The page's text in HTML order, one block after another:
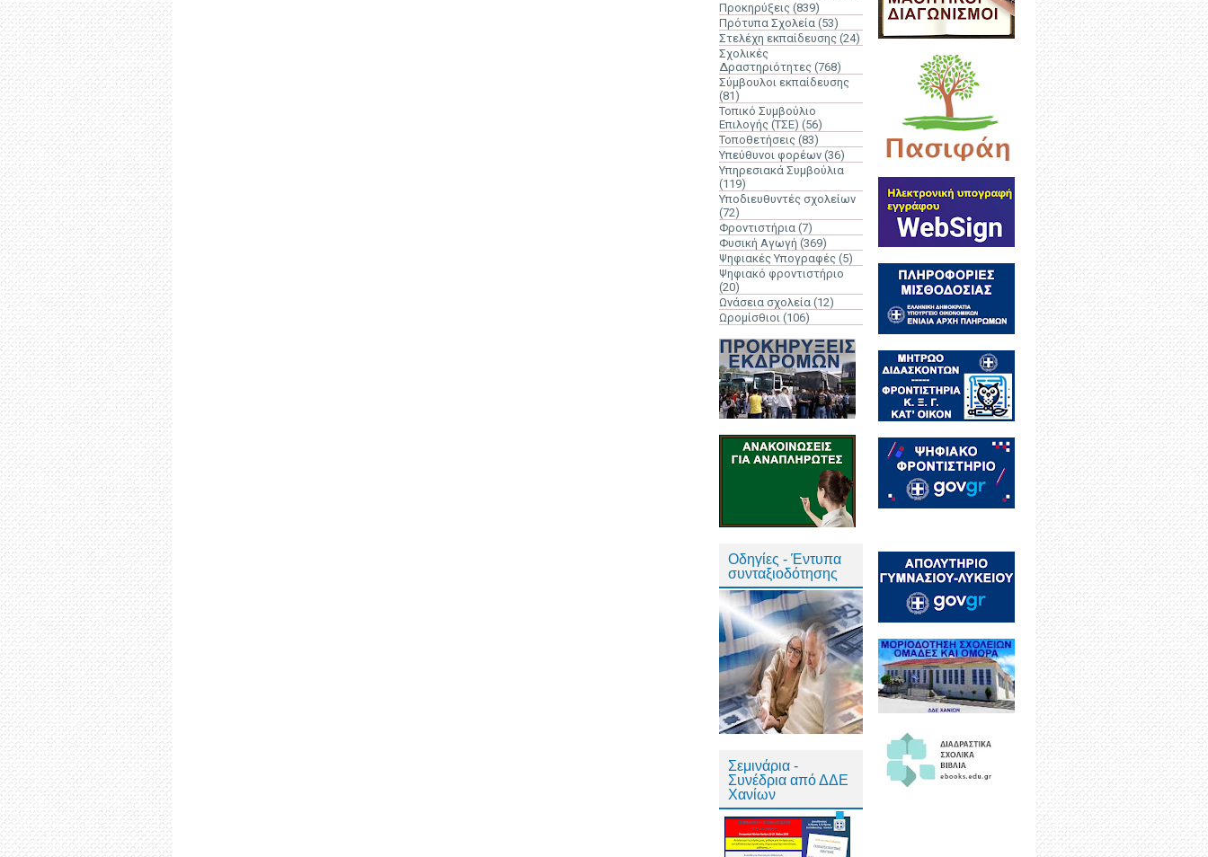
Προκηρύξεις (839)
Πρότυπα Σχολεία (53)
Στελέχη εκπαίδευσης (24)
Σχολικές
Δραστηριότητες (768)
Σύμβουλοι εκπαίδευσης
(81)
Τοπικό Συμβούλιο
Επιλογής (ΤΣΕ) (56)
Τοποθετήσεις (83)
Υπεύθυνοι φορέων (36)
Υπηρεσιακά Συμβούλια
(119)
Υποδιευθυντές σχολείων
(72)
Φροντιστήρια (7)
Φυσική Αγωγή (369)
Ψηφιακές Υπογραφές (5)
Ψηφιακό φροντιστήριο
(20)
Ωνάσεια σχολεία (12)
Ωρομίσθιοι (106)
Οδηγίες - Έντυπα
συνταξιοδότησης
Σεμινάρια -
Συνέδρια από ΔΔΕ
Χανίων